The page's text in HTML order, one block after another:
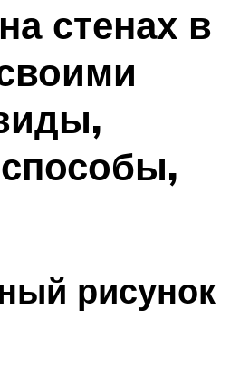
стенах в
рисунок